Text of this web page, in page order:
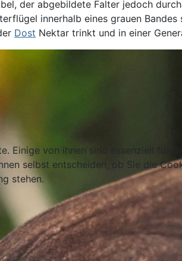
der abgebildete Falter jedoch
innerhalb eines grauen
Dost Nektar trinkt und in einer
Einige von ihnen sind essenziell für
selbst entscheiden, ob Sie die
stehen.